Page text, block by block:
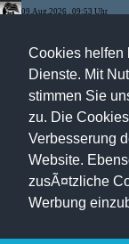
Cookies helfen
Dienste. Mit
stimmen Sie
zu. Die
Verbesserung
Website.
zusÃ¤tzliche
Werbung
09.Aug.2026 , 09:53 Uhr